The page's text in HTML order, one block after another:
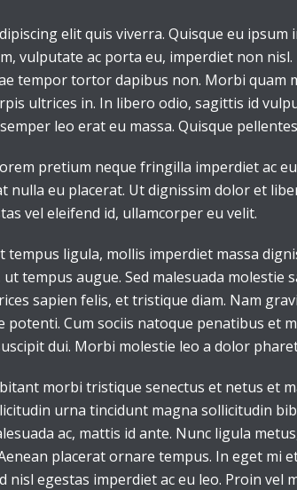
elit quis viverra. Quisque eu
vulputate ac porta eu, imperdiet non
tempor tortor dapibus non. Morbi quam
ultrices in. In libero odio, sagittis id
leo erat eu massa. Quisque
pretium neque fringilla imperdiet ac
nulla eu placerat. Ut dignissim dolor et
vel eleifend id, ullamcorper eu velit.
tempus ligula, mollis imperdiet massa
tempus augue. Sed malesuada
sapien felis, et tristique diam. Nam
potenti. Cum sociis natoque penatibus et
dui. Morbi molestie leo a dolor
morbi tristique senectus et netus et
urna tincidunt magna sollicitudin
ac, mattis id ante. Nunc ligula
placerat ornare tempus. In eget mi
nisl egestas imperdiet ac eu leo. Proin